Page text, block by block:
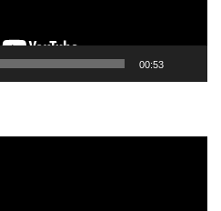
00:53